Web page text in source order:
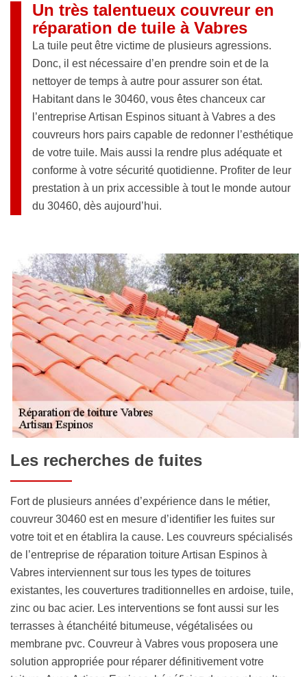
Un très talentueux couvreur en
réparation de tuile à Vabres
La tuile peut être victime de plusieurs agressions.
Donc, il est nécessaire d’en prendre soin et de la
nettoyer de temps à autre pour assurer son état.
Habitant dans le 30460, vous êtes chanceux car
l’entreprise Artisan Espinos situant à Vabres a des
couvreurs hors pairs capable de redonner l’esthétique
de votre tuile. Mais aussi la rendre plus adéquate et
conforme à votre sécurité quotidienne. Profiter de leur
prestation à un prix accessible à tout le monde autour
du 30460, dès aujourd’hui.
Les recherches de fuites
Fort de plusieurs années d’expérience dans le métier,
couvreur 30460 est en mesure d’identifier les fuites sur
votre toit et en établira la cause. Les couvreurs spécialisés
de l’entreprise de réparation toiture Artisan Espinos à
Vabres interviennent sur tous les types de toitures
existantes, les couvertures traditionnelles en ardoise, tuile,
zinc ou bac acier. Les interventions se font aussi sur les
terrasses à étanchéité bitumeuse, végétalisées ou
membrane pvc. Couvreur à Vabres vous proposera une
solution appropriée pour réparer définitivement votre